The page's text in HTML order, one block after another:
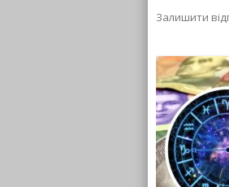
Залишити